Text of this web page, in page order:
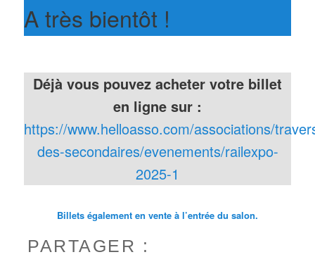
A très bientôt !
Déjà vous pouvez acheter votre billet
en ligne sur :
https://www.helloasso.com/associations/
des-secondaires/evenements/railexpo-
2025-1
Billets également en vente à l’entrée du salon.
PARTAGER :